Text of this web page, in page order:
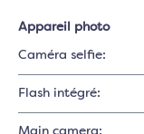
Appareil photo
Caméra selfie:
Flash intégré:
Main camera: